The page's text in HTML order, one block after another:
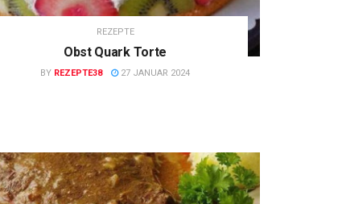
REZEPTE
Obst Quark Torte
BY REZEPTE38 27 JANUAR 2024